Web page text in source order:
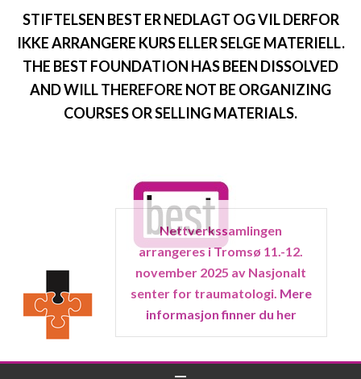
STIFTELSEN BEST ER NEDLAGT OG VIL DERFOR
IKKE ARRANGERE KURS ELLER SELGE MATERIELL.
THE BEST FOUNDATION HAS BEEN DISSOLVED
AND WILL THEREFORE NOT BE ORGANIZING
COURSES OR SELLING MATERIALS.
Nettverkssamlingen
arrangeres i Tromsø 11.-12.
november 2025 av Nasjonalt
senter for traumatologi. Mere
informasjon finner du her